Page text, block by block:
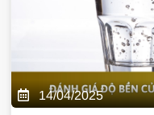
14/04/2025